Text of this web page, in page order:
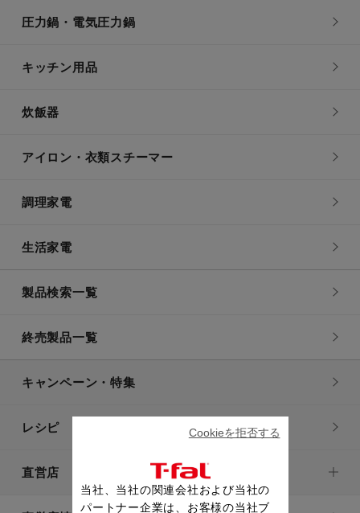
キーワード
ご注文について
お支払い・配送について
会員情報について
圧力鍋・電気圧力鍋
キッチン用品
炊飯器
アイロン・衣類スチーマー
調理家電
生活家電
製品検索一覧
終売製品一覧
キャンペーン・特集
レシピ
直営店
当社、当社の関連会社および当社の
パートナー企業は、お客様の当社ブ
Cookieを拒否する